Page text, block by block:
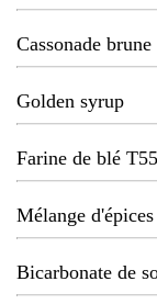
Cassonade brune
Golden syrup
Farine de blé T55
Mélange
Bicarbonate de